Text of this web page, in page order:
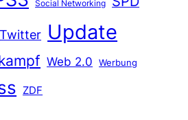
Social Networking
Twitter Update
Web 2.0 Werbung
ZDF